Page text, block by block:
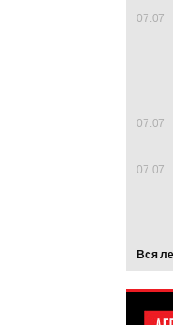
07.07
07.07
07.07
Вся